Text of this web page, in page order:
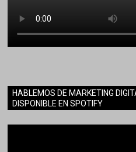
HABLEMOS DE MARKETING
DISPONIBLE EN SPOTIFY